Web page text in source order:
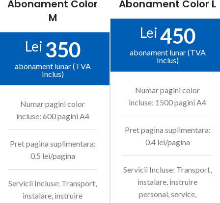
Abonament Color
M
Lei 350
abonament lunar (TVA
Inclus)
Numar pagini color
incluse: 600 pagini A4
Pret pagina suplimentara:
0.5 lei/pagina
Servicii Incluse: Transport,
instalare, instruire
Abonament Color L
Lei 450
abonament lunar (TVA
Inclus)
Numar pagini color
incluse: 1500 pagini A4
Pret pagina suplimentara:
0.4 lei/pagina
Servicii Incluse: Transport,
instalare, instruire
personal, service,